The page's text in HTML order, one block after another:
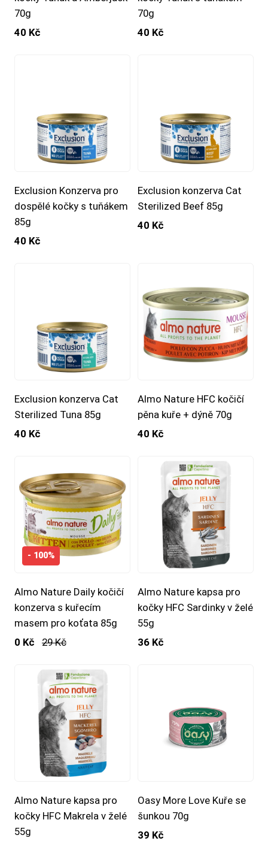
70g
40 Kč
70g
40 Kč
Exclusion Konzerva pro
dospělé kočky s tuňákem
85g
40 Kč
Exclusion konzerva Cat
Sterilized Beef 85g
40 Kč
Exclusion konzerva Cat
Sterilized Tuna 85g
40 Kč
Almo Nature HFC kočičí
pěna kuře + dýně 70g
40 Kč
- 100%
Almo Nature Daily kočičí
konzerva s kuřecím
masem pro koťata 85g
0 Kč
29 Kč
Almo Nature kapsa pro
kočky HFC Sardinky v želé
55g
36 Kč
Almo Nature kapsa pro
kočky HFC Makrela v želé
55g
Oasy More Love Kuře se
šunkou 70g
39 Kč